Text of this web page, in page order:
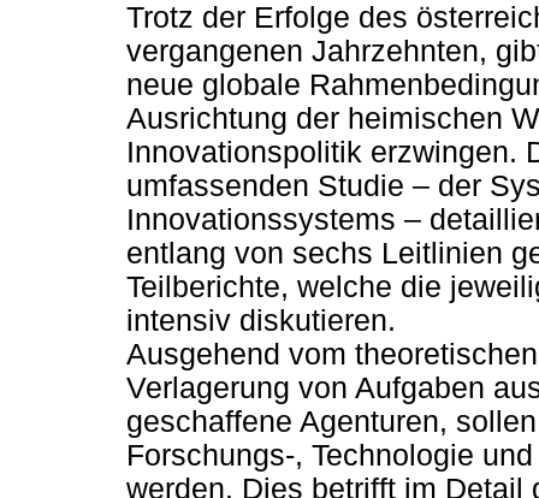
Trotz der Erfolge des
vergangenen Jahrzehnten,
neue globale
Ausrichtung der heimischen
Innovationspolitik erzwingen.
umfassenden Studie – der
Innovationssystems –
entlang von sechs Leitlinien
Teilberichte, welche die
intensiv diskutieren.
Ausgehend vom
Verlagerung von Aufgaben
geschaffene Agenturen,
Forschungs-, Technologie
werden. Dies betrifft im Detail